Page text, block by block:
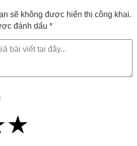
sẽ không được hiển thị công khai.
đánh dấu *
★